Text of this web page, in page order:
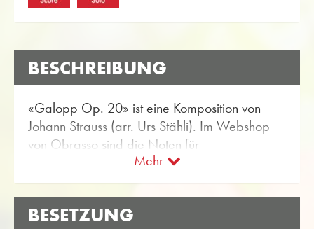
BESCHREIBUNG
«Galopp Op. 20» ist eine Komposition von
Johann Strauss (arr. Urs Stähli). Im Webshop
von Obrasso sind die Noten für
Blechbläsersolisten mit der Artikel-Nr. 18984
erhältlich. Das Notenmaterial ist eingestuft im
Schwierigkeitsgrad B/C (leicht bis mittel).
Mehr klassische Musik für Blechbläsersolisten
Mehr
BESETZUNG